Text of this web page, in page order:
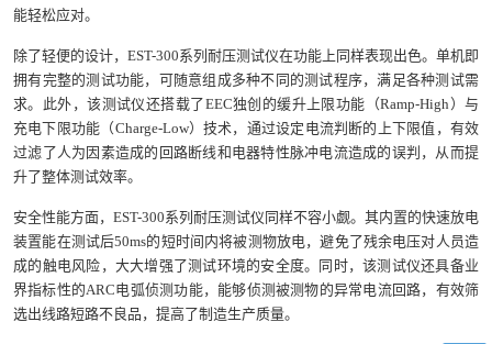
能轻松应对。
除了轻便的设计，EST-300系列耐压测试仪在功能上同样表现出色。单机即
拥有完整的测试功能，可随意组成多种不同的测试程序，满足各种测试需
求。此外，该测试仪还搭载了EEC独创的缓升上限功能（Ramp-High）与
充电下限功能（Charge-Low）技术，通过设定电流判断的上下限值，有效
过滤了人为因素造成的回路断线和电器特性脉冲电流造成的误判，从而提
升了整体测试效率。
安全性能方面，EST-300系列耐压测试仪同样不容小觑。其内置的快速放电
装置能在测试后50ms的短时间内将被测物放电，避免了残余电压对人员造
成的触电风险，大大增强了测试环境的安全度。同时，该测试仪还具备业
界指标性的ARC电弧侦测功能，能够侦测被测物的异常电流回路，有效筛
选出线路短路不良品，提高了制造生产质量。